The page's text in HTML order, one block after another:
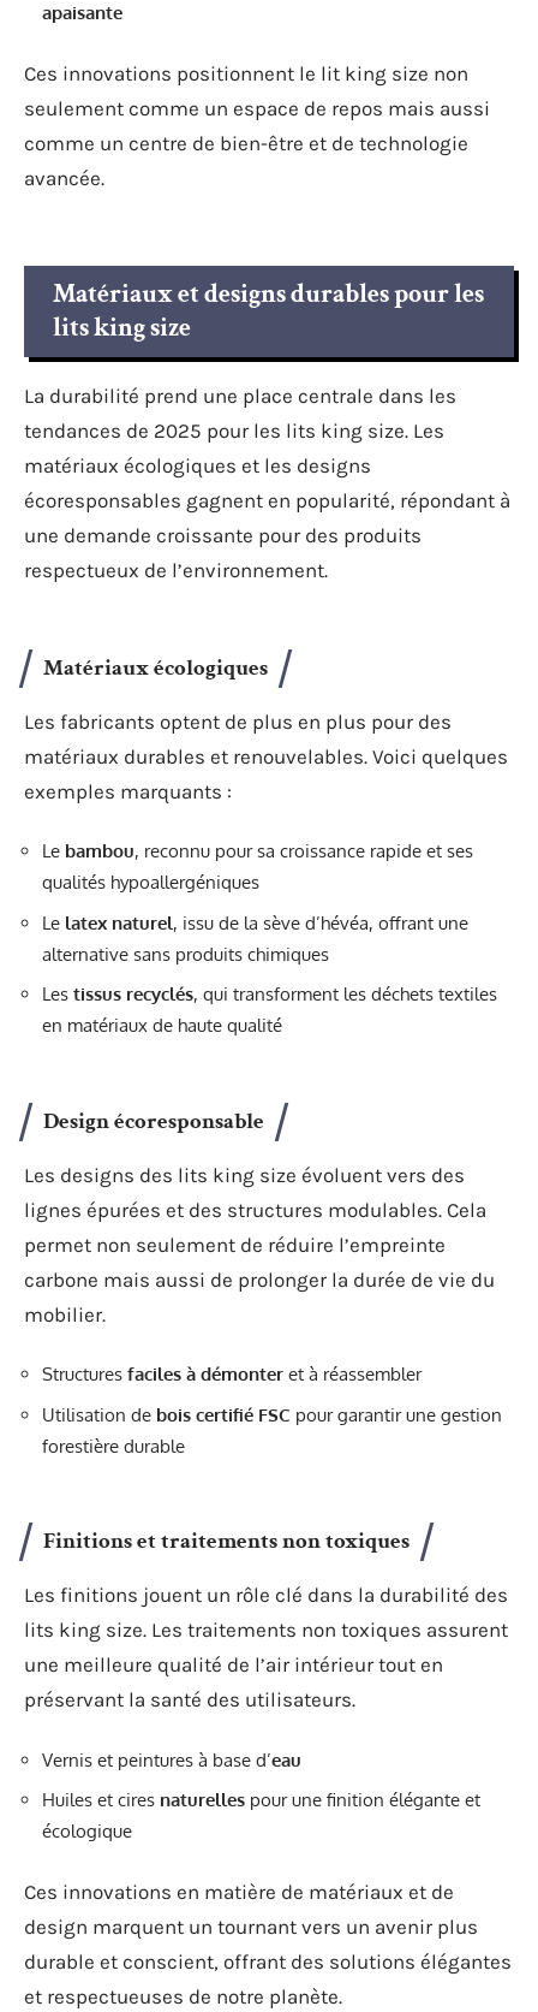
apaisante
Ces innovations positionnent le lit king size non
seulement comme un espace de repos mais aussi
comme un centre de bien-être et de technologie
avancée.
Matériaux et designs durables pour les
lits king size
La durabilité prend une place centrale dans les
tendances de 2025 pour les lits king size. Les
matériaux écologiques et les designs
écoresponsables gagnent en popularité, répondant à
une demande croissante pour des produits
respectueux de l’environnement.
Matériaux écologiques
Les fabricants optent de plus en plus pour des
matériaux durables et renouvelables. Voici quelques
exemples marquants :
Le bambou, reconnu pour sa croissance rapide et ses
qualités hypoallergéniques
Le latex naturel, issu de la sève d’hévéa, offrant une
alternative sans produits chimiques
Les tissus recyclés, qui transforment les déchets textiles
en matériaux de haute qualité
Design écoresponsable
Les designs des lits king size évoluent vers des
lignes épurées et des structures modulables. Cela
permet non seulement de réduire l’empreinte
carbone mais aussi de prolonger la durée de vie du
mobilier.
Structures faciles à démonter et à réassembler
Utilisation de bois certifié FSC pour garantir une gestion
forestière durable
Finitions et traitements non toxiques
Les finitions jouent un rôle clé dans la durabilité des
lits king size. Les traitements non toxiques assurent
une meilleure qualité de l’air intérieur tout en
préservant la santé des utilisateurs.
Vernis et peintures à base d’eau
Huiles et cires naturelles pour une finition élégante et
écologique
Ces innovations en matière de matériaux et de
design marquent un tournant vers un avenir plus
durable et conscient, offrant des solutions élégantes
et respectueuses de notre planète.